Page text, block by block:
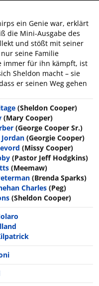
ein Genie war, erklärt
die Mini-Ausgabe des
und stößt mit seiner
seine Familie
immer für ihn kämpft, ist
Sheldon macht – sie
er seinen Weg gehen
(Sheldon Cooper)
(Mary Cooper)
(George Cooper Sr.)
(Georgie Cooper)
(Missy Cooper)
(Pastor Jeff Hodgkins)
(Meemaw)
(Brenda Sparks)
Charles (Peg)
(Sheldon Cooper)